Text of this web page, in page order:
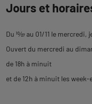
Jours et
Du 10⁄07au 01/11 le mercredi,
Ouvert du mercredi au
de 18h à minuit
et de 12h à minuit les week-